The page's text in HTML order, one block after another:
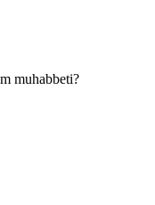
muhabbeti?